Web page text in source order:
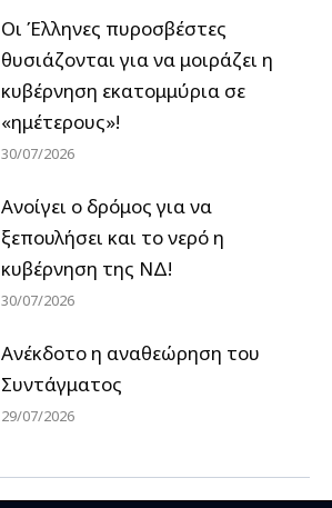
Οι Έλληνες πυροσβέστες
θυσιάζονται για να μοιράζει η
κυβέρνηση εκατομμύρια σε
«ημέτερους»!
30/07/2026
Ανοίγει ο δρόμος για να
ξεπουλήσει και το νερό η
κυβέρνηση της ΝΔ!
30/07/2026
Ανέκδοτο η αναθεώρηση του
Συντάγματος
29/07/2026